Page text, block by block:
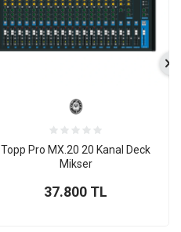
Topp Pro MX.20 20 Kanal Deck
Mikser
37.800 TL